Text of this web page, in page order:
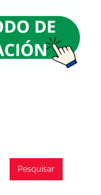
Pesquisar